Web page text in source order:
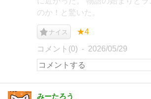
のか！と驚いた。
ナイス ★4
コメント(0) 2026/05/29
みーたろう